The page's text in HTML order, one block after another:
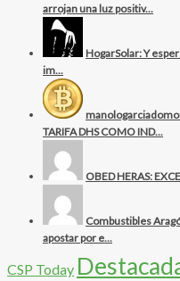
arrojan una luz positiv...
HogarSolar: Y
im...
manologarciadomo:
TARIFA DHS COMO IND...
OBED HERAS:
Combustibles
apostar por e...
CSP Today